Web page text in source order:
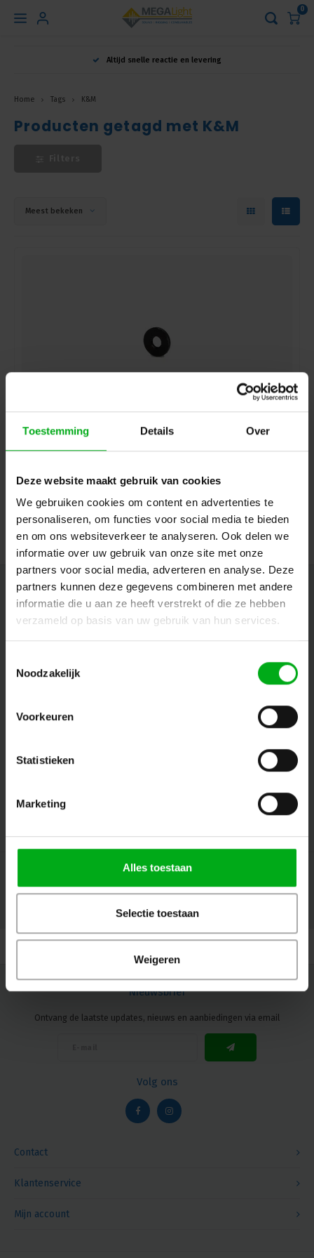
Toestemming Details Over
Deze website maakt gebruik van cookies
We gebruiken cookies om content en advertenties te
personaliseren, om functies voor social media te bieden
en om ons websiteverkeer te analyseren. Ook delen we
informatie over uw gebruik van onze site met onze
partners voor social media, adverteren en analyse. Deze
partners kunnen deze gegevens combineren met andere
informatie die u aan ze heeft verstrekt of die ze hebben
verzameld op basis van uw gebruik van hun services.
Noodzakelijk
Voorkeuren
Statistieken
Marketing
Alles toestaan
Selectie toestaan
Weigeren
Hoofdmenu
Nederlands
Français
0
Altijd snelle reactie en levering
Home Tags K&M
Producten getagd met K&M
Meest bekeken
ModulAir | Borgring 3/8-inch schroefdraad | t.b.v
microfoonstatief en/of magnetische
ModulAir* |
MOD102084
Direct leverbaar
Login voor prijzen
Nieuwsbrief
Ontvang de laatste updates, nieuws en aanbiedingen via email
© Copyright 2026 Megalight sa/nv - Theme by
Contact
Nieuwsbrief
Ontvang de laatste updates, nieuws en aanbiedingen via email
Volg ons
Klantenservice
Mijn account